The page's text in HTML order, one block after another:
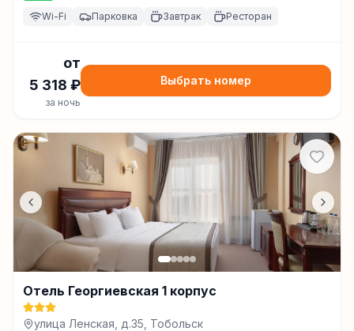
Wi-Fi Парковка Завтрак Ресторан
от
5 318 ₽
за ночь
Выбрать номер
Отель Георгиевская 1 корпус
улица Ленская, д.35, Тобольск